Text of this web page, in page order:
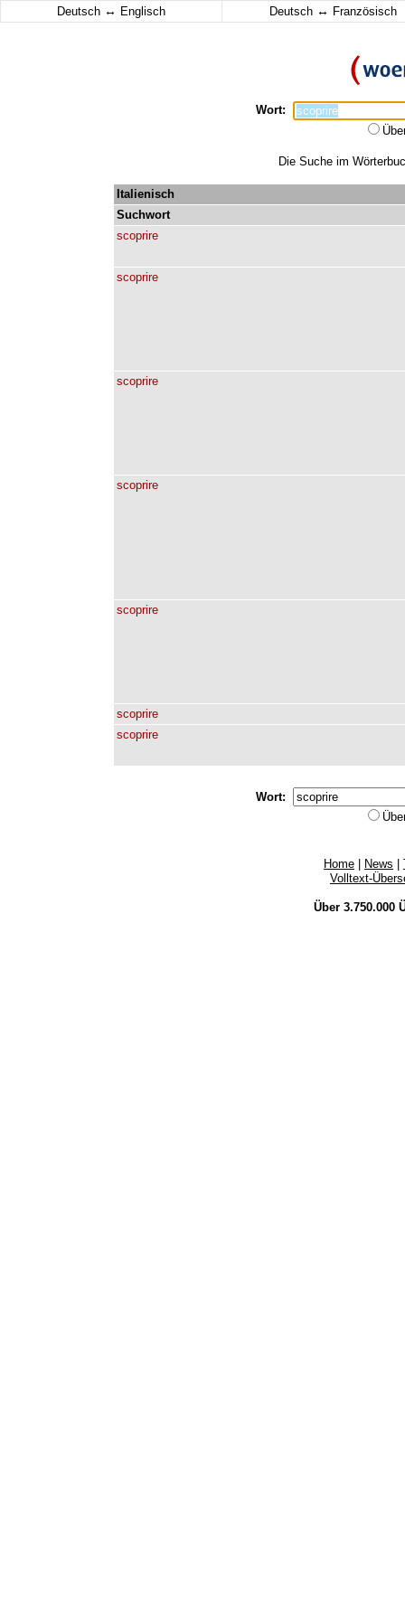
Deutsch ↔ Englisch Deutsch ↔ Französisch
Wort:
Die Suche im
Italienisch
Suchwort
scoprire
scoprire
scoprire
scoprire
scoprire
scoprire
scoprire
Wort:
Home News
Volltext-
Über 3.750.000